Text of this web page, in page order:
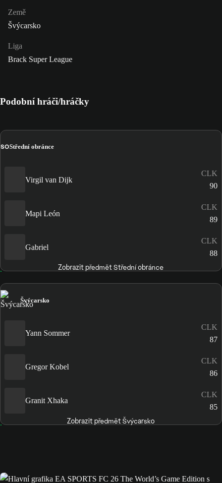
Země
Švýcarsko
Liga
Brack Super League
Podobní hráči/hráčky
SOStřední obránce
Virgil van Dijk
CLK
90
Mapi León
CLK
89
Gabriel
CLK
88
Zobrazit předmět Střední obránce
Švýcarsko
Yann Sommer
CLK
87
Gregor Kobel
CLK
86
Granit Xhaka
CLK
85
Zobrazit předmět Švýcarsko